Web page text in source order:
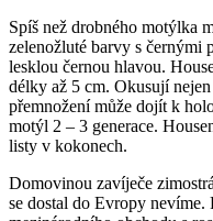
Spíš než drobného motýlka
zelenožluté barvy s černými
lesklou černou hlavou.
délky až 5 cm. Okusují
přemnožení může dojít k
motýl 2 – 3 generace.
listy v kokonech.
Domovinou zavíječe
se dostal do Evropy nevíme.